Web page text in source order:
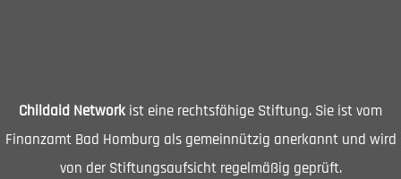
Childaid Network ist eine rechtsfähige Stiftung. Sie ist vom
Finanzamt Bad Homburg als gemeinnützig anerkannt und wird
von der Stiftungsaufsicht regelmäßig geprüft.